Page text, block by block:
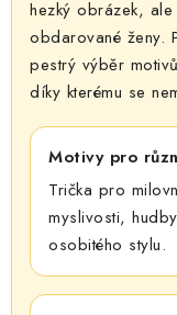
hezký obrázek,
obdarované ženy.
pestrý výběr
díky kterému se
Motivy pro
Trička pro
myslivosti,
osobitého stylu.